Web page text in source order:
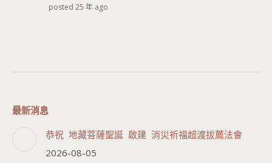
posted 25 年 ago
最新消息
恭祝 地藏菩薩聖誕 啟建 消災祈福超渡拔薦法會
2026-08-05